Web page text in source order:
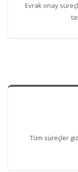
Evrak onay
Tüm süreçler